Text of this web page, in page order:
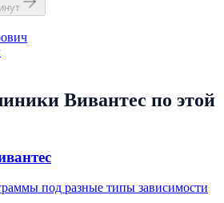
Вивантес по этой
под разные типы зависимости